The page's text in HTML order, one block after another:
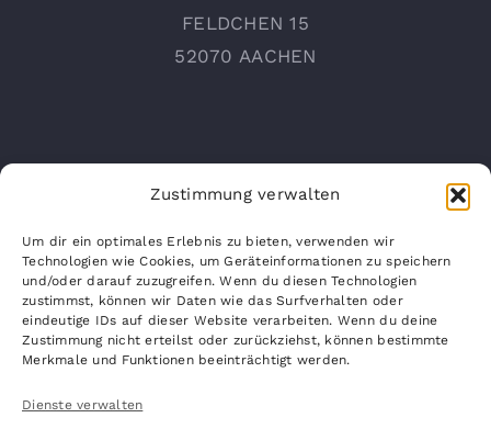
Zustimmung verwalten
Um dir ein optimales Erlebnis zu bieten, verwenden wir
Technologien wie Cookies, um Geräteinformationen zu speichern
und/oder darauf zuzugreifen. Wenn du diesen Technologien
zustimmst, können wir Daten wie das Surfverhalten oder
eindeutige IDs auf dieser Website verarbeiten. Wenn du deine
Zustimmung nicht erteilst oder zurückziehst, können bestimmte
Merkmale und Funktionen beeinträchtigt werden.
Dienste verwalten
FELDCHEN 15
52070 AACHEN
INFO@AP-CITYDESIGN.COM
WWW.AP-CITYDESIGN.COM